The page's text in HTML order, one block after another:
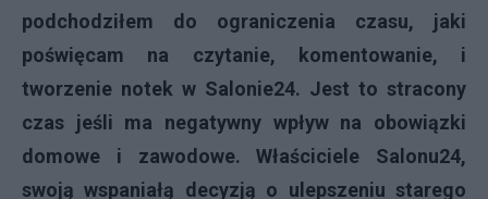
podchodziłem do ograniczenia czasu, jaki
poświęcam na czytanie, komentowanie, i
tworzenie notek w Salonie24. Jest to stracony
czas jeśli ma negatywny wpływ na obowiązki
domowe i zawodowe. Właściciele Salonu24,
swoją wspaniałą decyzją o ulepszeniu starego